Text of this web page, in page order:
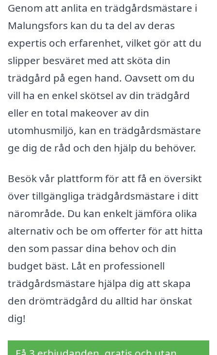
Genom att anlita en trädgårdsmästare i
Malungsfors kan du ta del av deras
expertis och erfarenhet, vilket gör att du
slipper besväret med att sköta din
trädgård på egen hand. Oavsett om du
vill ha en enkel skötsel av din trädgård
eller en total makeover av din
utomhusmiljö, kan en trädgårdsmästare
ge dig de råd och den hjälp du behöver.
Besök vår plattform för att få en översikt
över tillgängliga trädgårdsmästare i ditt
närområde. Du kan enkelt jämföra olika
alternativ och be om offerter för att hitta
den som passar dina behov och din
budget bäst. Låt en professionell
trädgårdsmästare hjälpa dig att skapa
den drömträdgård du alltid har önskat
dig!